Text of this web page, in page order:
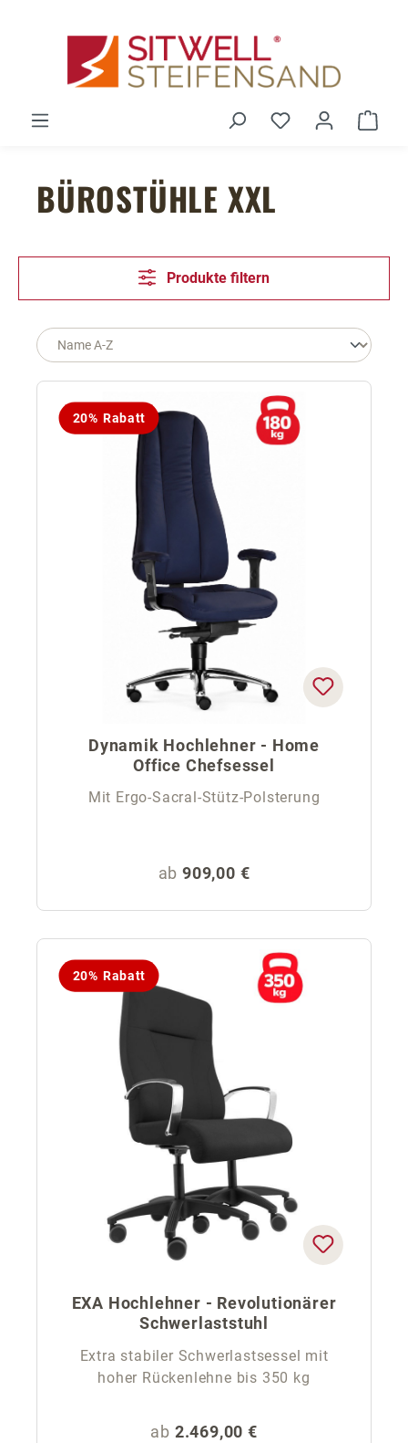
Du hast 0
BÜROSTÜHLE XXL
Produkte filtern
20% Rabatt
Dynamik Hochlehner - Home
Office Chefsessel
Mit Ergo-Sacral-Stütz-Polsterung
Regulärer Preis:
ab 909,00 €
20% Rabatt
EXA Hochlehner - Revolutionärer
Schwerlaststuhl
Extra stabiler Schwerlastsessel mit
hoher Rückenlehne bis 350 kg
Regulärer Preis:
ab 2.469,00 €